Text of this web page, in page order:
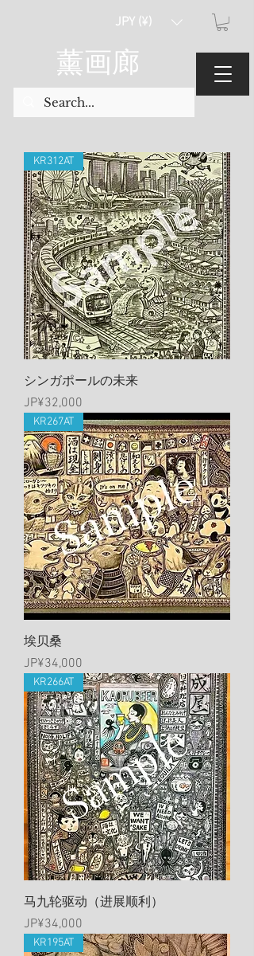
薰画廊
JPY (¥)
KR312AT
シンガポールの未来
價格
JP¥32,000
KR267AT
埃贝桑
價格
JP¥34,000
KR266AT
马九轮驱动（进展顺利）
價格
JP¥34,000
KR195AT